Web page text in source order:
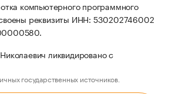
компьютерного программного
реквизиты ИНН: 530202746002
ликвидировано с
государственных источников.